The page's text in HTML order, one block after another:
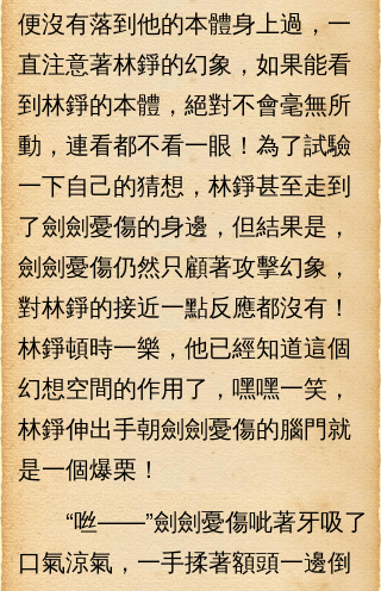
便沒有落到他的本體身上過，一
直注意著林錚的幻象，如果能看
到林錚的本體，絕對不會毫無所
動，連看都不看一眼！為了試驗
一下自己的猜想，林錚甚至走到
了劍劍憂傷的身邊，但結果是，
劍劍憂傷仍然只顧著攻擊幻象，
對林錚的接近一點反應都沒有！
林錚頓時一樂，他已經知道這個
幻想空間的作用了，嘿嘿一笑，
林錚伸出手朝劍劍憂傷的腦門就
是一個爆栗！
“咝——”劍劍憂傷呲著牙吸了
口氣涼氣，一手揉著額頭一邊倒